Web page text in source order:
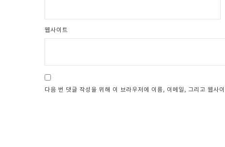
웹사이트
다음 번 댓글 작성을 위해 이 브라우저에 이름, 이메일, 그리고 웹사